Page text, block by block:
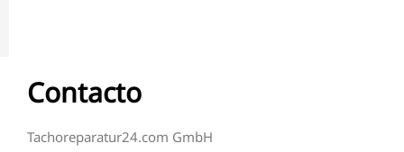
Contacto
Tachoreparatur24.com GmbH